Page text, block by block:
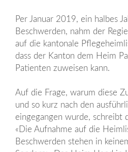
Per Januar 2019, ein halbes
Beschwerden, nahm der
auf die kantonale
dass der Kanton dem Heim
Patienten zuweisen kann.
Auf die Frage, warum diese
und so kurz nach den
eingegangen wurde, schreibt
«Die Aufnahme auf die
Beschwerden stehen in